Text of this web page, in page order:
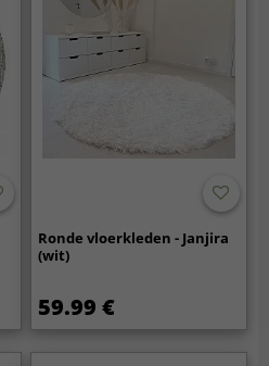
Ronde vloerkleden - Janjira
(wit)
59.99 €